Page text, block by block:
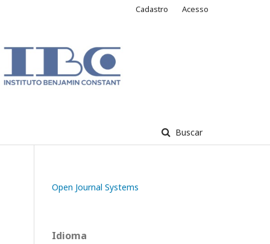
Buscar
Cadastro Acesso
Open Journal Systems
Idioma